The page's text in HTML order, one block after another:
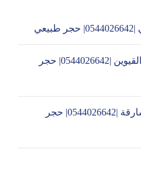
تركيب حجر صناعي في ام القيوين |0544026642| حجر
تركيب حجر صناعي في الشارقة |0544026642| حجر